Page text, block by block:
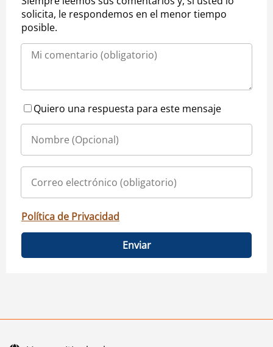
solicita, le respondemos en el menor tiempo
posible.
Quiero una respuesta para este mensaje
Política de Privacidad
Enviar